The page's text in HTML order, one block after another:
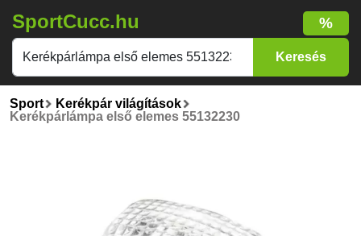
SportCucc.hu %
Sport
Kerékpár világítások
Kerékpárlámpa első elemes 55132230